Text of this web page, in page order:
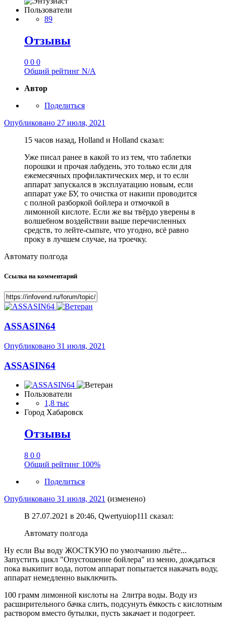
Пользователи
89
Отзывы
0 0 0
Общий рейтинг N/A
Автор
Поделиться
Опубликовано 27 июля, 2021
15 часов назад, Holland и Holland сказал:
Уже писал ранее в какой то из тем, что таблетки
порошки и прочая лабудень, это только если для
ежемесячных профилактических мер, и то если
аппарат запускался в эксплуатацию новым, если
аппарат уже БУ, то очистка от накипи проводится
с полной разборкой бойлера и отмочкой в
лимонной кислоте. Если же вы твёрдо уверены в
волшебном воздействии выше перечисленных
средств, то лейте-сыпьте, что угодно, всё равно
проку в лучшем случае, на троечку.
Автомату полгода
Ссылка на комментарий
ASSASIN64
Опубликовано 31 июля, 2021
ASSASIN64
Пользователи
1,8 тыс
Город Хабаровск
Отзывы
8 0 0
Общий рейтинг 100%
Поделиться
Опубликовано 31 июля, 2021 (изменено)
В 27.07.2021 в 20:46, Qwertyuiop111 сказал:
Автомату полгода
Ну если Вы воду ЖОСТКУЮ по умолчанию льёте...
Запустить цикл "Опустошение бойлера" из меню, дождаться
пока выкипит вода, потом аппарат попытается накачать воду,
аппарат немедленно выключить.
100 грамм лимонной кислоты на 2литра воды. Воду из
расширительного бачка слить, подсунуть ёмкость с кислотным
раствором вместо бутылки, пусть закачает и подогреет.